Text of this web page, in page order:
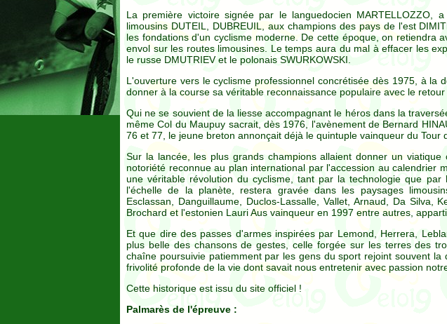
La première victoire signée par le languedocien MARTELLOZZO,
limousins DUTEIL, DUBREUIL, aux champions des pays de l'est
les fondations d'un cyclisme moderne. De cette époque, on retiendra
envol sur les routes limousines. Le temps aura du mal à effacer les
le russe DMUTRIEV et le polonais SWURKOWSKI.
L'ouverture vers le cyclisme professionnel concrétisée dès 1975, à la
donner à la course sa véritable reconnaissance populaire avec le
Qui ne se souvient de la liesse accompagnant le héros dans la
même Col du Maupuy sacrait, dès 1976, l'avènement de Bernard
76 et 77, le jeune breton annonçait déjà le quintuple vainqueur du Tour
Sur la lancée, les plus grands champions allaient donner un
notoriété reconnue au plan international par l'accession au calendrier
une véritable révolution du cyclisme, tant par la technologie que
l'échelle de la planète, restera gravée dans les paysages
Esclassan, Danguillaume, Duclos-Lassalle, Vallet, Arnaud, Da Silva,
Brochard et l'estonien Lauri Aus vainqueur en 1997 entre autres,
Et que dire des passes d'armes inspirées par Lemond, Herrera,
plus belle des chansons de gestes, celle forgée sur les terres des
chaîne poursuivie patiemment par les gens du sport rejoint souvent
frivolité profonde de la vie dont savait nous entretenir avec passion
Cette historique est issu du site officiel !
Palmarès de l'épreuve :